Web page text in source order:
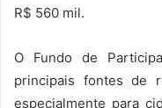
R$ 560 mil.
O Fundo de
principais fontes de
especialmente para